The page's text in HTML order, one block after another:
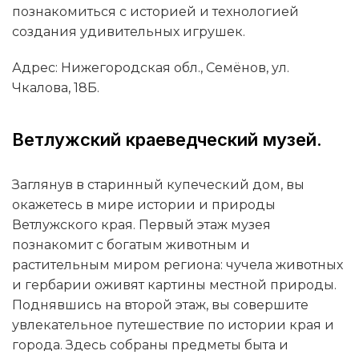
познакомиться с историей и технологией
создания удивительных игрушек.
Адрес: Нижегородская обл., Семёнов, ул.
Чкалова, 18Б.
Ветлужский краеведческий музей.
Заглянув в старинный купеческий дом, вы
окажетесь в мире истории и природы
Ветлужского края. Первый этаж музея
познакомит с богатым животным и
растительным миром региона: чучела животных
и гербарии оживят картины местной природы.
Поднявшись на второй этаж, вы совершите
увлекательное путешествие по истории края и
города. Здесь собраны предметы быта и